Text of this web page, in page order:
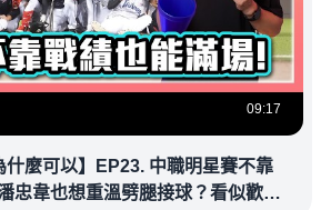
09:17
什麼可以】EP23. 中職明星賽不靠
忠韋也想重溫劈腿接球？看似歡樂